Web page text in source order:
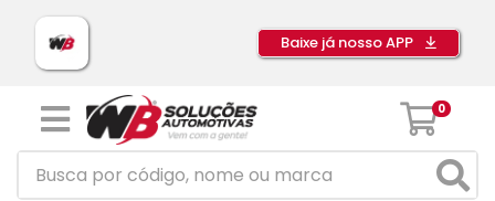
Baixe já nosso APP
0